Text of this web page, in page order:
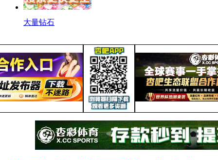
大量钻石